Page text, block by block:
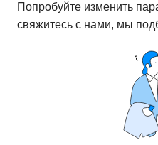
Попробуйте изменить
свяжитесь с нами, мы